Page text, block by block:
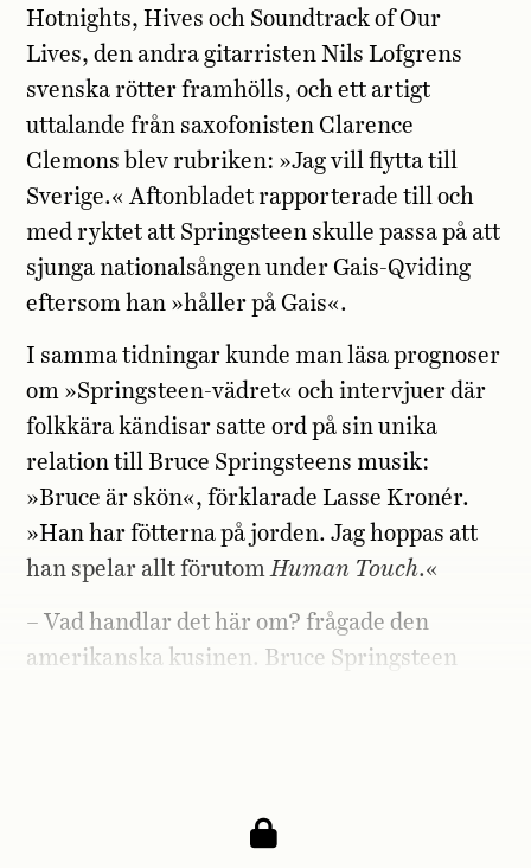
Hotnights, Hives och Soundtrack of Our
Lives, den andra gitarristen Nils Lofgrens
svenska rötter framhölls, och ett artigt
uttalande från saxofonisten Clarence
Clemons blev rubriken: »Jag vill flytta till
Sverige.« Aftonbladet rapporterade till och
med ryktet att Springsteen skulle passa på att
sjunga nationalsången under Gais-Qviding
eftersom han »håller på Gais«.
I samma tidningar kunde man läsa prognoser
om »Springsteen-vädret« och intervjuer där
folkkära kändisar satte ord på sin unika
relation till Bruce Springsteens musik:
»Bruce är skön«, förklarade Lasse Kronér.
»Han har fötterna på jorden. Jag hoppas att
han spelar allt förutomHuman Touch.«
– Vad handlar det här om? frågade den
amerikanska kusinen. Bruce Springsteen